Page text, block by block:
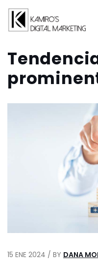
15 ENE 2024 / BY DANA